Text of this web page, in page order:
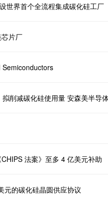
世界首个全流程集成碳化硅工厂
片厂
Semiconductors
法案》至多 4 亿美元补助
元的碳化硅晶圆供应协议